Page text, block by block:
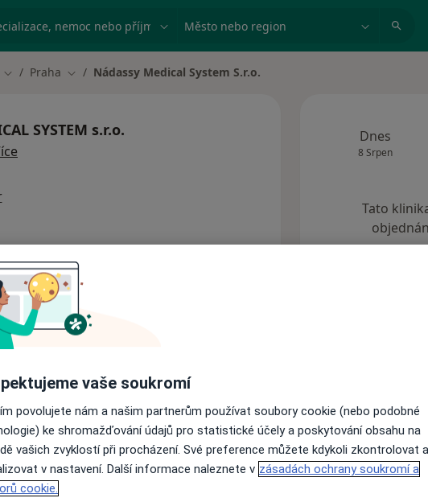
nemoc nebo příjmení Město nebo region
Změna města
Praha Změna města
Nádassy Medical System S.r.o.
SYSTEM s.r.o.
Adresy
Hledejte jinou specializaci
Dnes
8 Srpen
Tato
vaše soukromí
povolujete nám a našim partnerům používat soubory cookie (nebo podobné
ke shromažďování údajů pro statistické účely a poskytování obsahu na
vašich zvyklostí při procházení. Své preference můžete kdykoli zkontrolovat a
v nastavení. Další informace naleznete v zásadách ochrany soukromí a
cookie.